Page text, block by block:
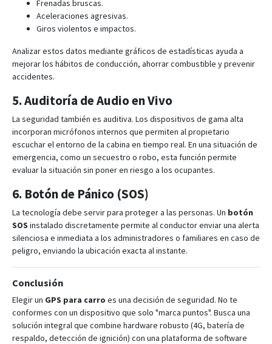
Frenadas bruscas.
Aceleraciones agresivas.
Giros violentos e impactos.
Analizar estos datos mediante gráficos de estadísticas ayuda a
mejorar los hábitos de conducción, ahorrar combustible y prevenir
accidentes.
5. Auditoría de Audio en Vivo
La seguridad también es auditiva. Los dispositivos de gama alta
incorporan micrófonos internos que permiten al propietario
escuchar el entorno de la cabina en tiempo real. En una situación de
emergencia, como un secuestro o robo, esta función permite
evaluar la situación sin poner en riesgo a los ocupantes.
6. Botón de Pánico (SOS)
La tecnología debe servir para proteger a las personas. Un botón
SOS instalado discretamente permite al conductor enviar una alerta
silenciosa e inmediata a los administradores o familiares en caso de
peligro, enviando la ubicación exacta al instante.
Conclusión
Elegir un GPS para carro es una decisión de seguridad. No te
conformes con un dispositivo que solo "marca puntos". Busca una
solución integral que combine hardware robusto (4G, batería de
respaldo, detección de ignición) con una plataforma de software